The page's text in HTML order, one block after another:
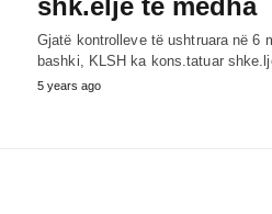
Gjatë kontrolleve të ushtruara në 6
bashki, KLSH ka kons.tatuar
5 years ago